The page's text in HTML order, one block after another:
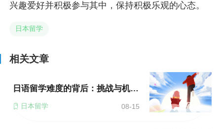
兴趣爱好并积极参与其中，保持积极乐观的心态。
日本留学
相关文章
日语留学难度的背后：挑战与机遇并存
日本留学 08-15